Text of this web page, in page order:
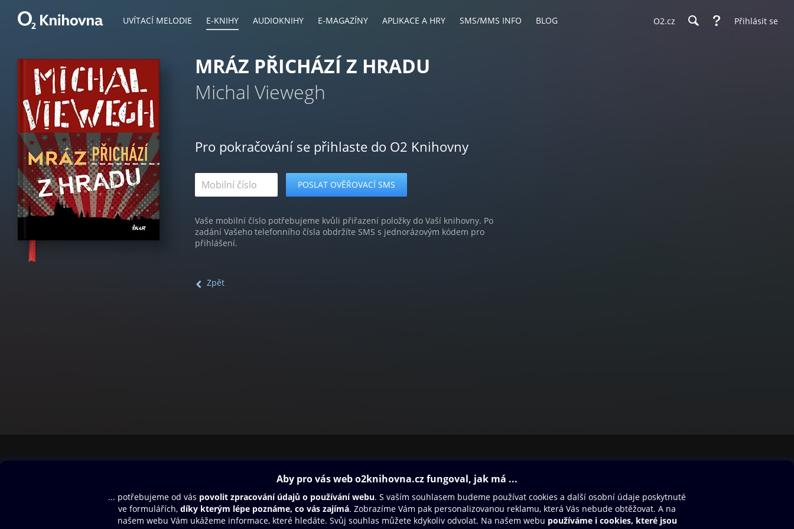
UVÍTACÍ MELODIE E-KNIHY AUDIOKNIHY E-MAGAZÍNY APLIKACE A HRY SMS/MMS INFO BLOG O2.cz Přihlásit se
MRÁZ PŘICHÁZÍ Z HRADU
Michal Viewegh
Pro pokračování se přihlaste do O2 Knihovny
Vaše mobilní číslo potřebujeme kvůli přiřazení položky do Vaší knihovny. Po
zadání Vašeho telefonního čísla obdržíte SMS s jednorázovým kódem pro
přihlášení.
Zpět
Aplikace a hry
SMS/MMS Info
Blog
Dárkový poukaz
Nápověda
Oneplay Originály
Sport